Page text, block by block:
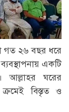
গত ২৬ বছর ধরে
একটি
আল্লাহর ঘরের
ক্রমেই বিস্তৃত ও